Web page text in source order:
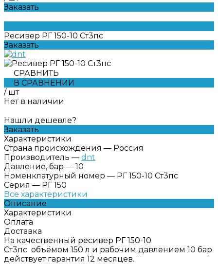
Заказать
Ресивер РГ 150-10 Ст3пс
Заказать
СРАВНИТЬ
В СРАВНЕНИИ
/ шт
Нет в наличии
Нашли дешевле?
Заказать
Характеристики
Страна происхождения — Россия
Производитель — dnt
Давление, бар — 10
Номенклатурный номер — РГ 150-10 Ст3пс
Серия — РГ 150
Все характеристики
Описание
Характеристики
Оплата
Доставка
На качественный ресивер РГ 150-10
Ст3пс объёмом 150 л и рабочим давлением 10 бар
действует гарантия 12 месяцев.